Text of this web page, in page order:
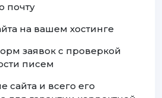
почту
на вашем хостинге
заявок с проверкой
писем
сайта и всего его